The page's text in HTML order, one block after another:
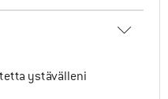
ystävälleni